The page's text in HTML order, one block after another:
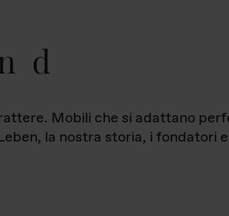
Mobili che si adattano
la nostra storia, i fondatori